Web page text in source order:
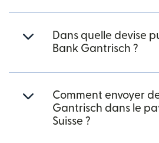
Dans quelle devise
Bank Gantrisch ?
Comment envoyer
Gantrisch dans le
Suisse ?